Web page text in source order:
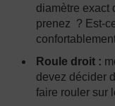
diamètre exact
prenez ? Est-
Roule droit :
devez décider
faire rouler sur